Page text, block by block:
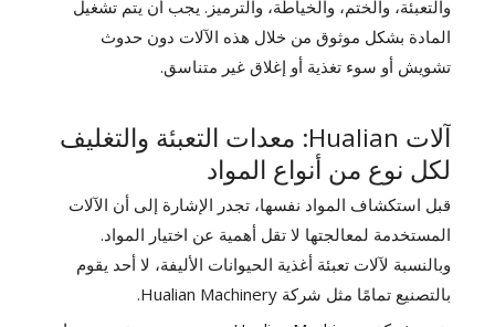
والتعبئة، والختم، والخياطة، والترميز. يجب أن يتم تشغيل
المادة بشكل موثوق من خلال هذه الآلات دون حدوث
تشويش أو سوء تغذية أو إغلاق غير متناسق.
آلات Hualian: معدات التعبئة والتغليف
لكل نوع من أنواع المواد
قبل استكشاف المواد نفسها، تجدر الإشارة إلى أن الآلات
المستخدمة لمعالجتها لا تقل أهمية عن اختيار المواد.
وبالنسبة لآلات تعبئة أغذية الحيوانات الأليفة، لا أحد يقوم
بالتصنيع تمامًا مثل شركة Hualian Machinery.